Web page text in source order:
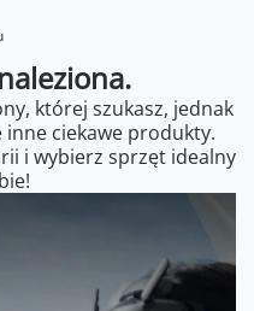
której szukasz, jednak
inne ciekawe produkty.
i wybierz sprzęt idealny